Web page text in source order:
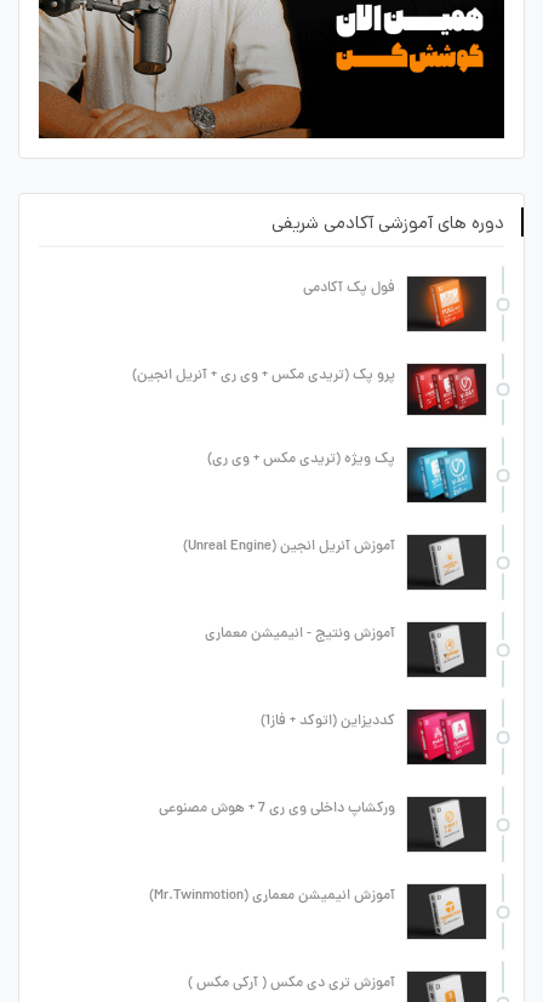
دوره های آموزشی آکادمی شریفی
فول پک آکادمی
پرو پک (تریدی مکس + وی ری + آنریل انجین)
پک ویژه (تریدی مکس + وی ری)
آموزش آنریل انجین (Unreal Engine)
آموزش ونتیج - انیمیشن معماری
کددیزاین (اتوکد + فاز1)
ورکشاپ داخلی وی ری 7 + هوش مصنوعی
آموزش انیمیشن معماری (Mr.Twinmotion)
آموزش تری دی مکس ( آرکی مکس )